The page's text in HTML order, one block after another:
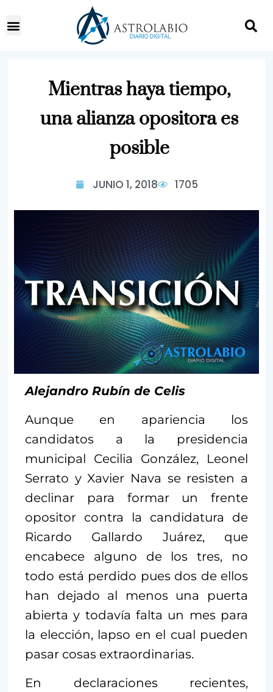
Mientras haya tiempo,
una alianza opositora es
posible
JUNIO 1, 2018 1705
Alejandro Rubín de Celis
Aunque en apariencia los
candidatos a la presidencia
municipal Cecilia González, Leonel
Serrato y Xavier Nava se resisten a
declinar para formar un frente
opositor contra la candidatura de
Ricardo Gallardo Juárez, que
encabece alguno de los tres, no
todo está perdido pues dos de ellos
han dejado al menos una puerta
abierta y todavía falta un mes para
la elección, lapso en el cual pueden
pasar cosas extraordinarias.
En declaraciones recientes,